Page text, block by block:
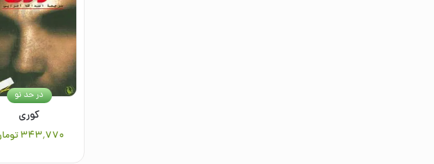
کوری
۳۴۳٬۷۷۰
در حد نو